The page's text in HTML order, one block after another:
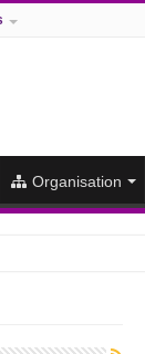
Organisation